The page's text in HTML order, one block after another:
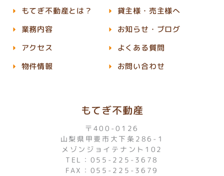
もてぎ不動産
〒400-0126
山梨県甲斐市大下条286-1
メゾンジョイテナント102
TEL：055-225-3678
FAX：055-225-3679
もてぎ不動産とは？
業務内容
アクセス
物件情報
貸主様・売主様へ
お知らせ・ブログ
よくある質問
お問い合わせ